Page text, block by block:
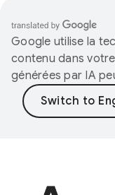
Google utilise la
contenu dans
générées par IA